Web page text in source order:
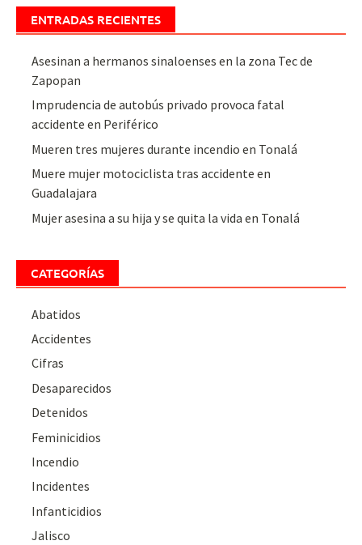
ENTRADAS RECIENTES
Asesinan a hermanos sinaloenses en la zona Tec de
Zapopan
Imprudencia de autobús privado provoca fatal
accidente en Periférico
Mueren tres mujeres durante incendio en Tonalá
Muere mujer motociclista tras accidente en
Guadalajara
Mujer asesina a su hija y se quita la vida en Tonalá
CATEGORÍAS
Abatidos
Accidentes
Cifras
Desaparecidos
Detenidos
Feminicidios
Incendio
Incidentes
Infanticidios
Jalisco